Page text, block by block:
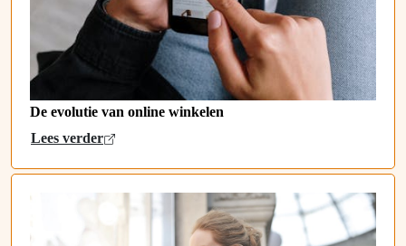
De evolutie van online winkelen
Lees verder